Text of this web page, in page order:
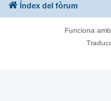
Índex del fòrum
Funciona amb